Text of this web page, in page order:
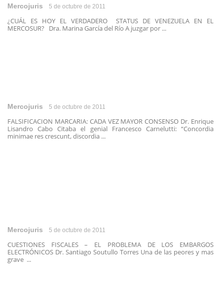
Mercojuris 5 de octubre de 2011
¿CUÁL ES HOY EL VERDADERO STATUS DE VENEZUELA EN EL
MERCOSUR? Dra. Marina García del Río A juzgar por ...
Mercojuris 5 de octubre de 2011
FALSIFICACION MARCARIA: CADA VEZ MAYOR CONSENSO Dr. Enrique
Lisandro Cabo Citaba el genial Francesco Carnelutti: “Concordia
minimae res crescunt, discordia ...
Mercojuris 5 de octubre de 2011
CUESTIONES FISCALES – EL PROBLEMA DE LOS EMBARGOS
ELECTRÓNICOS Dr. Santiago Soutullo Torres Una de las peores y mas
grave ...